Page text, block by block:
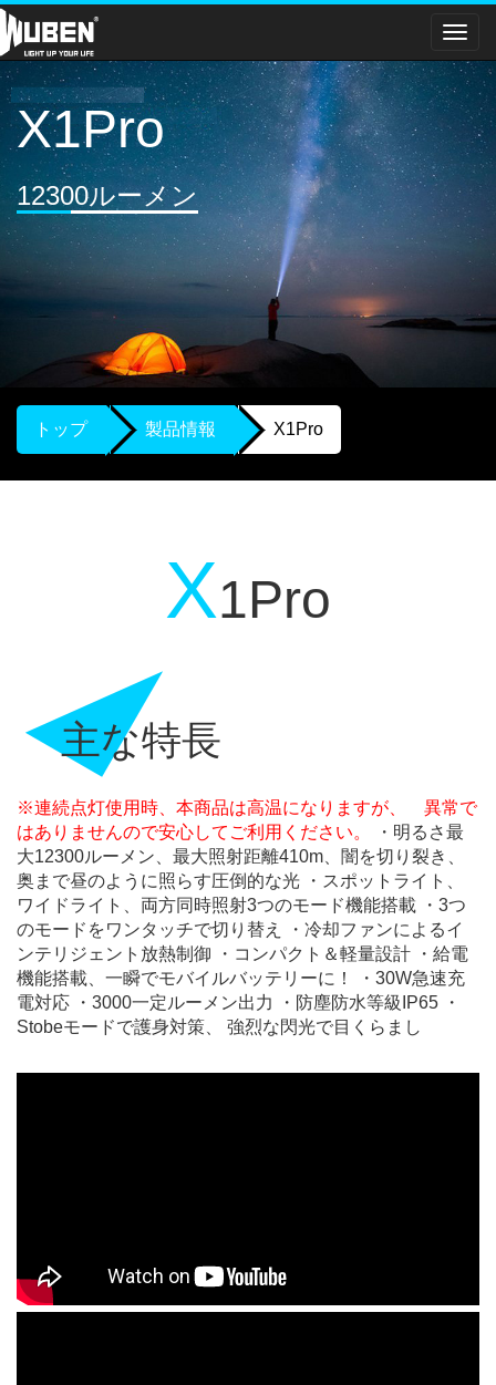
メ
ニ
ュ
ー
X1Pro
12300ルーメン
トップ 製品情報 X1Pro
X1Pro
主な特長
※連続点灯使用時、本商品は高温になりますが、 異常で
はありませんので安心してご利用ください。
・明るさ最
大12300ルーメン、最大照射距離410m、闇を切り裂き、
奥まで昼のように照らす圧倒的な光 ・スポットライト、
ワイドライト、両方同時照射3つのモード機能搭載 ・3つ
のモードをワンタッチで切り替え
・冷却ファンによるイ
ンテリジェント放熱制御 ・コンパクト＆軽量設計 ・給電
機能搭載、一瞬でモバイルバッテリーに！
・30W急速充
電対応 ・3000一定ルーメン出力 ・防塵防水等級IP65 ・
Stobeモードで護身対策、 強烈な閃光で目くらまし